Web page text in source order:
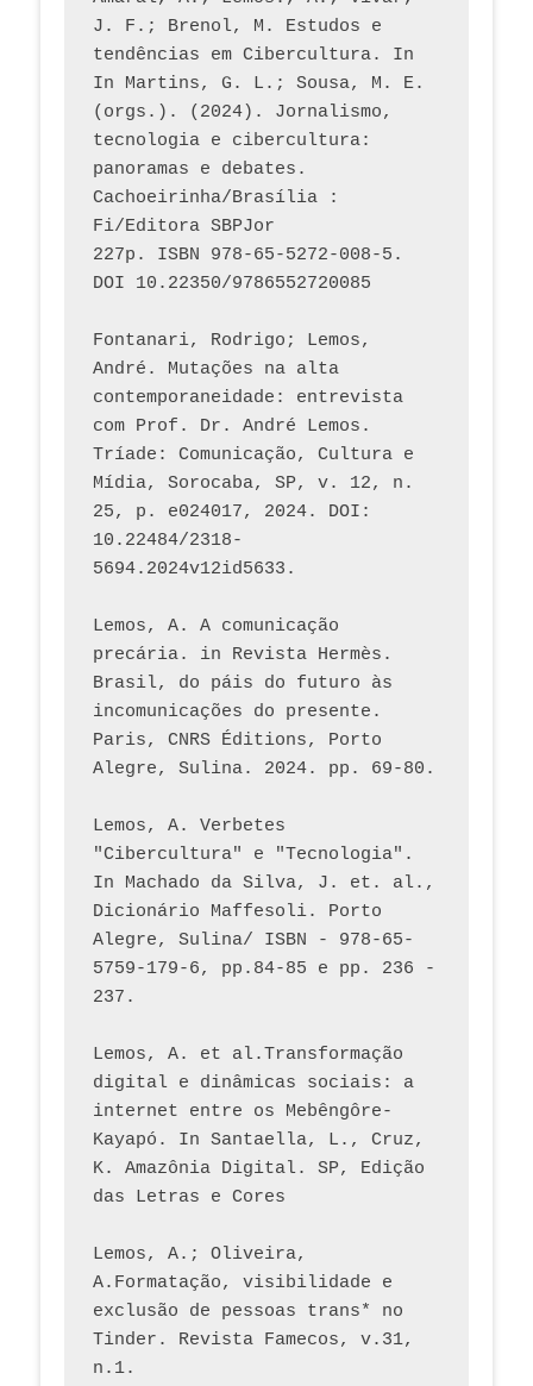
J. F.; Brenol, M. Estudos e
tendências em Cibercultura. In
In Martins, G. L.; Sousa, M. E.
(orgs.). (2024). Jornalismo,
tecnologia e cibercultura:
panoramas e debates.
Cachoeirinha/Brasília :
Fi/Editora SBPJor
227p. ISBN 978-65-5272-008-5.
DOI 10.22350/9786552720085
Fontanari, Rodrigo; Lemos,
André. Mutações na alta
contemporaneidade: entrevista
com Prof. Dr. André Lemos.
Tríade: Comunicação, Cultura e
Mídia, Sorocaba, SP, v. 12, n.
25, p. e024017, 2024. DOI:
10.22484/2318-
5694.2024v12id5633.
Lemos, A. A comunicação
precária. in Revista Hermès.
Brasil, do páis do futuro às
incomunicações do presente.
Paris, CNRS Éditions, Porto
Lemos, A. Verbetes
"Cibercultura" e "Tecnologia".
In Machado da Silva, J. et. al.,
Dicionário Maffesoli. Porto
Alegre, Sulina/ ISBN - 978-65-
5759-179-6, pp.84-85 e pp. 236 -
237.
Lemos, A. et al.Transformação
digital e dinâmicas sociais: a
internet entre os Mebêngôre-
Kayapó. In Santaella, L., Cruz,
K. Amazônia Digital. SP, Edição
das Letras e Cores
Lemos, A.; Oliveira,
A.Formatação, visibilidade e
exclusão de pessoas trans* no
Tinder. Revista Famecos, v.31,
n.1.